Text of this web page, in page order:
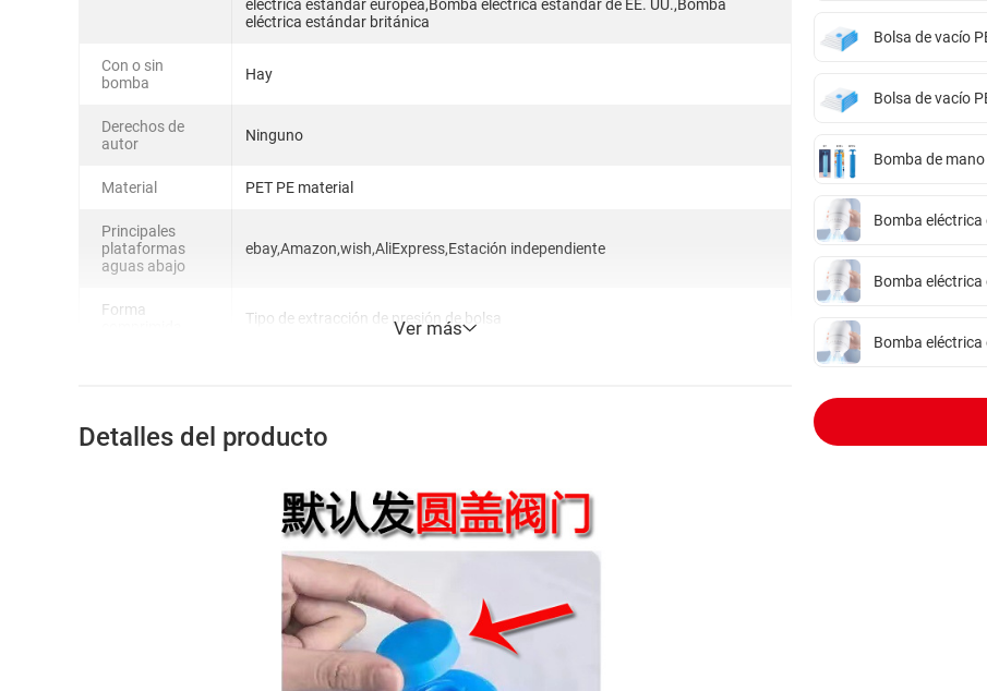
eléctrica estándar europea,Bomba eléctrica estándar de EE. UU.,Bomba
eléctrica estándar británica
Con o sin
bomba
Hay
Derechos de
autor
Ninguno
Material PET PE material
Principales
plataformas
aguas abajo
ebay,Amazon,wish,AliExpress,Estación independiente
Forma
Tipo de extracción de presión de bolsa
Ver más
Detalles del producto
Bolsa de vacío
Bolsa de vacío
Bomba de mano
Bomba
Bomba eléctrica
Bomba